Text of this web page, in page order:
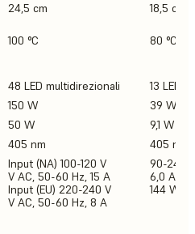
24,5 cm 18,5 cm
100 °C 80 °C
48 LED multidirezionali
13 LED
150 W
39 W
50 W
9,1 W
405 nm
405 nm
Input (NA) 100-120 V
V AC, 50-60 Hz, 15 A
Input (EU) 220-240 V
V AC, 50-60 Hz, 8 A
90-240 V
6,0 A,
144 W